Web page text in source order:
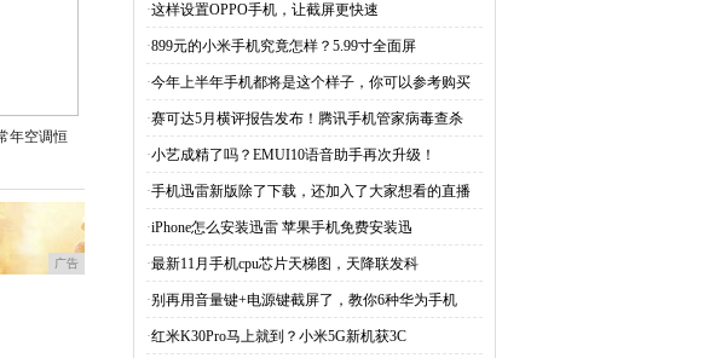
年空调恒
广告
·这样设置OPPO手机，让截屏更快速
·899元的小米手机究竟怎样？5.99寸全面屏
·今年上半年手机都将是这个样子，你可以参考购买
·赛可达5月横评报告发布！腾讯手机管家病毒查杀
·小艺成精了吗？EMUI10语音助手再次升级！
·手机迅雷新版除了下载，还加入了大家想看的直播
·iPhone怎么安装迅雷 苹果手机免费安装迅
·最新11月手机cpu芯片天梯图，天降联发科
·别再用音量键+电源键截屏了，教你6种华为手机
·红米K30Pro马上就到？小米5G新机获3C